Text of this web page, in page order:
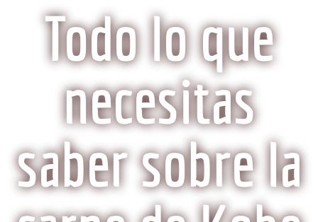
Todo lo que
necesitas
saber sobre la